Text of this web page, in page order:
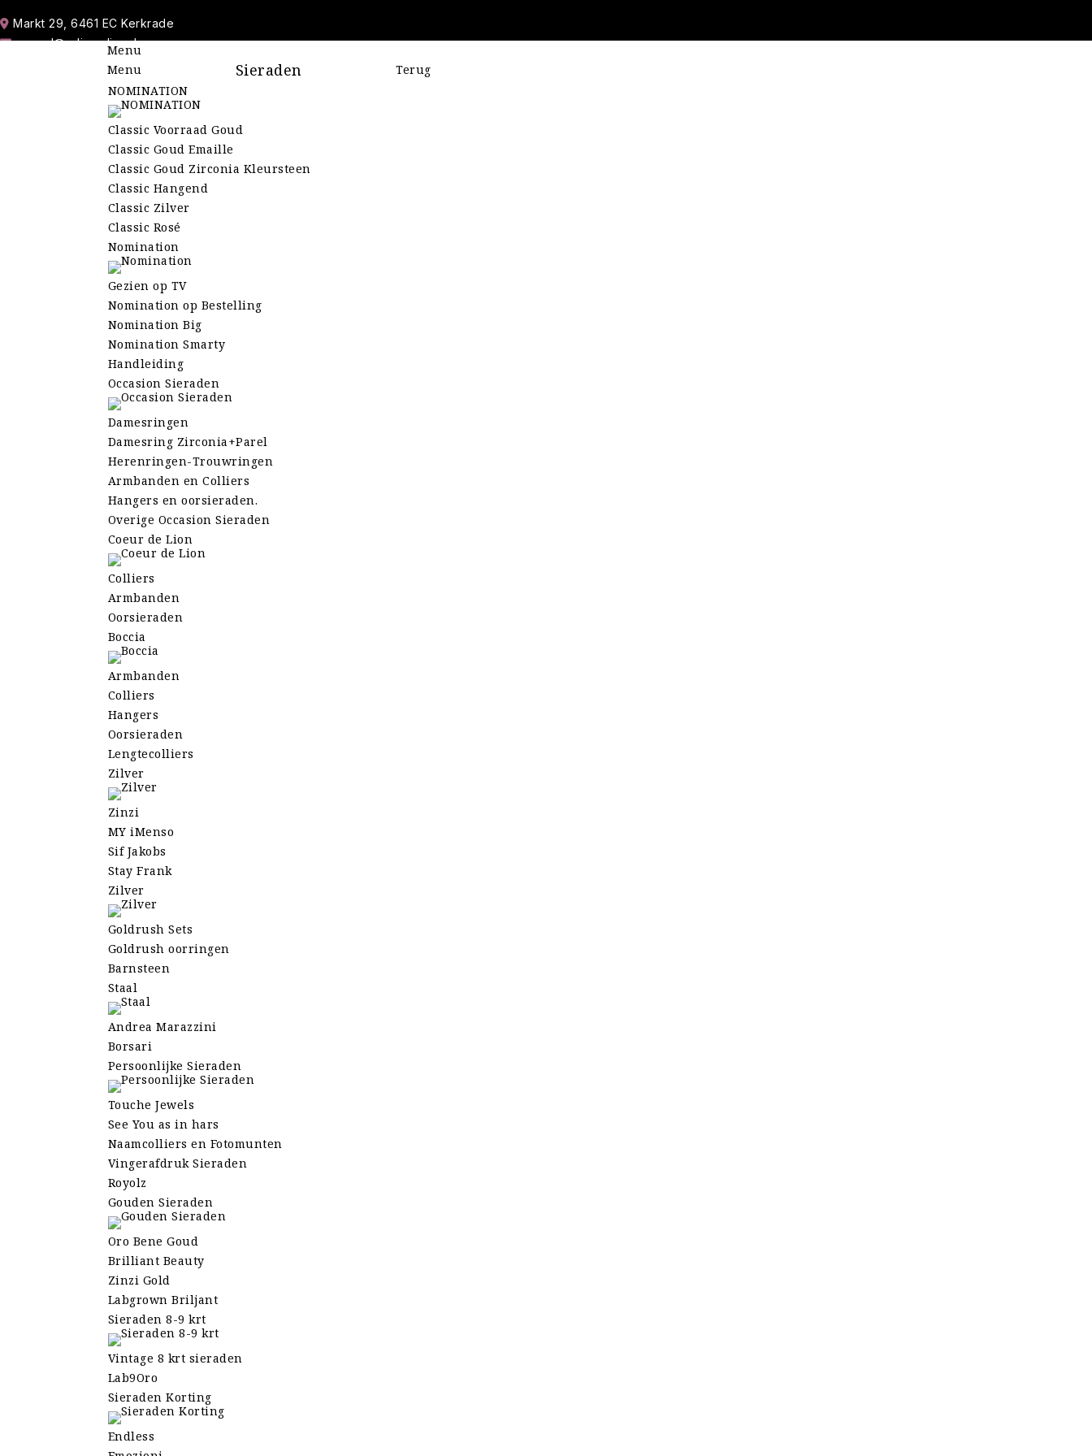
Markt 29, 6461 EC Kerkrade
marcel@cdjuwelier.nl
Wo-Do-Vr 10.00-17.45 uur | Za 10.00-16.45 uur
Zo-Ma-Di Gesloten
Menu
Menu
Terug
Sieraden
NOMINATION
Classic Voorraad Goud
Classic Goud Emaille
Classic Goud Zirconia Kleursteen
Classic Hangend
Classic Zilver
Classic Rosé
Nomination
Gezien op TV
Nomination op Bestelling
Nomination Big
Nomination Smarty
Handleiding
Occasion Sieraden
Damesringen
Damesring Zirconia+Parel
Herenringen-Trouwringen
Armbanden en Colliers
Hangers en oorsieraden.
Overige Occasion Sieraden
Coeur de Lion
Colliers
Armbanden
Oorsieraden
Boccia
Armbanden
Colliers
Hangers
Oorsieraden
Lengtecolliers
Zilver
Zinzi
MY iMenso
Sif Jakobs
Stay Frank
Zilver
Goldrush Sets
Goldrush oorringen
Barnsteen
Staal
Andrea Marazzini
Borsari
Persoonlijke Sieraden
Touche Jewels
See You as in hars
Naamcolliers en Fotomunten
Vingerafdruk Sieraden
Royolz
Gouden Sieraden
Oro Bene Goud
Brilliant Beauty
Zinzi Gold
Labgrown Briljant
Sieraden 8-9 krt
Vintage 8 krt sieraden
Lab9Oro
Sieraden Korting
Endless